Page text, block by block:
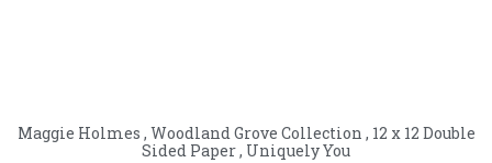
Maggie Holmes , Woodland Grove Collection , 12 x 12 Double
Sided Paper , Uniquely You